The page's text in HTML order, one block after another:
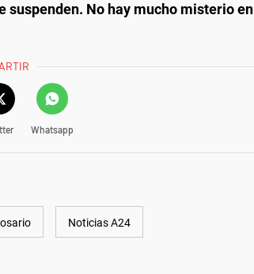
suspenden. No hay mucho misterio en
Whatsapp
Noticias A24